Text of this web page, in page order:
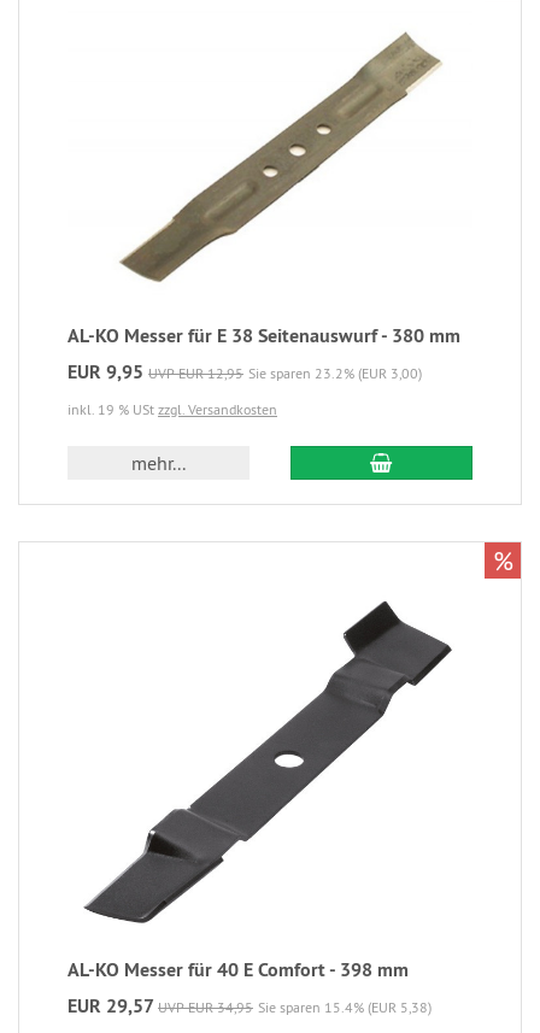
AL-KO Messer für E 38 Seitenauswurf - 380 mm
EUR 9,95 UVP EUR 12,95 Sie sparen 23.2% (EUR 3,00)
inkl. 19 % USt zzgl. Versandkosten
mehr...
AL-KO Messer für 40 E Comfort - 398 mm
EUR 29,57 UVP EUR 34,95 Sie sparen 15.4% (EUR 5,38)
%